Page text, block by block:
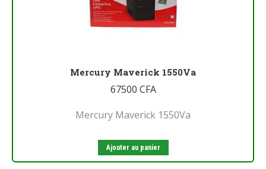
Mercury Maverick 1550Va
67500 CFA
Mercury Maverick 1550Va
Ajouter au panier